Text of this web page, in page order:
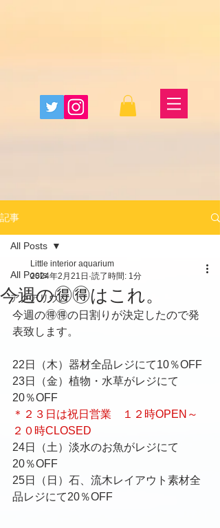
記事
All Posts
アクアリウム
All Posts
今週の🉐🉐はこれ。
Little interior aquarium
2024年2月21日 読了時間: 1分
今週の🉐🉐の日割りが決定したので発
表致します。
22日（木）器材全品レジにて10％OFF
23日（金）植物・水草がレジにて
20％OFF
＊２３日は祝日営業　１２時OPEN～
２０時CLOSED
24日（土）淡水のお魚がレジにて
20％OFF
25日（日）石、流木レイアウト素材全
品レジにて20％OFF